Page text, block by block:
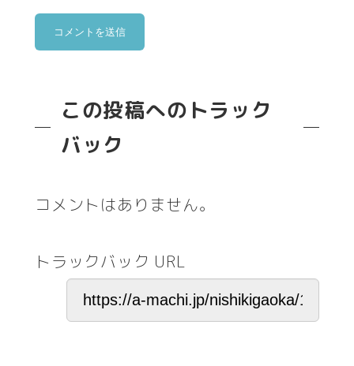
この投稿へのトラック
バック
コメントはありません。
トラックバック URL